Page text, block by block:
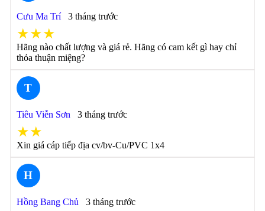
Cưu Ma Trí 3 tháng trước
★★★
Hãng nào chất lượng và giá rẻ. Hãng có cam kết gì hay chỉ
thỏa thuận miệng?
T
Tiêu Viễn Sơn 3 tháng trước
★★
Xin giá cáp tiếp địa cv/bv-Cu/PVC 1x4
H
Hồng Bang Chủ 3 tháng trước